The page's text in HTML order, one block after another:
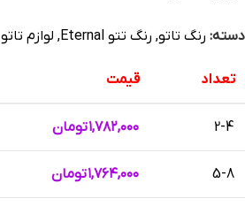
دسته: رنگ تاتو, رنگ تتو Eternal , لوازم تاتو
تعداد قیمت
2-4 ۱,۷۸۲,۰۰۰تومان
5-8 ۱,۷۶۴,۰۰۰تومان